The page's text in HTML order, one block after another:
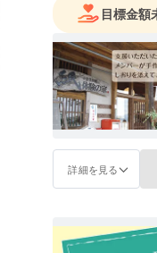
目標金額
詳細を見る